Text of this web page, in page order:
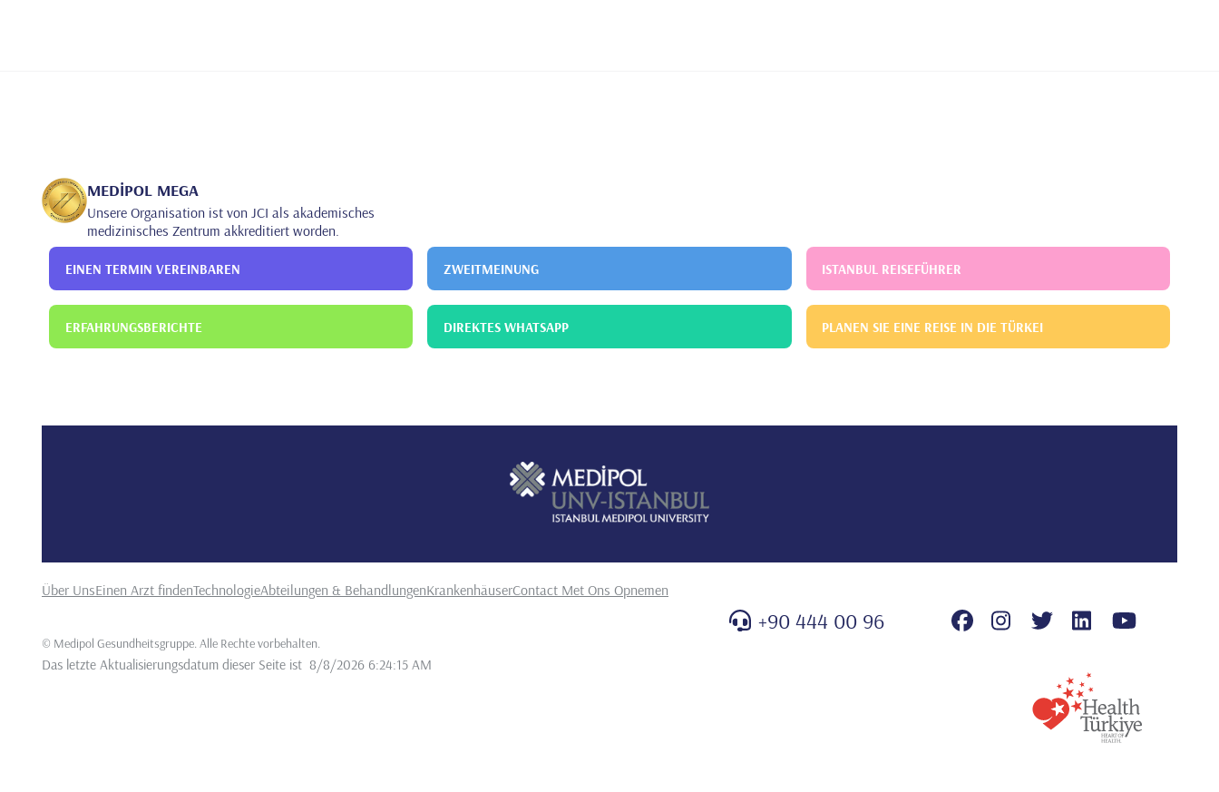
MEDİPOL MEGA
Unsere Organisation ist von JCI als akademisches
medizinisches Zentrum akkreditiert worden.
EINEN TERMIN VEREINBAREN ZWEITMEINUNG ISTANBUL REISEFÜHRER
ERFAHRUNGSBERICHTE DIREKTES WHATSAPP PLANEN SIE EINE REISE IN DIE TÜRKEI
Über UnsEinen Arzt findenTechnologieAbteilungen & BehandlungenKrankenhäuserContact Met Ons Opnemen
© Medipol Gesundheitsgruppe. Alle Rechte vorbehalten.
Das letzte Aktualisierungsdatum dieser Seite ist 8/8/2026 6:24:15 AM
+90 444 00 96